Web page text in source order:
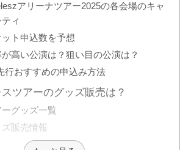
アリーナツアー2025の各会場のキャ
ィ
ト申込数を予想
高い公演は？狙い目の公演は？
行おすすめの申込み方法
ツアーのグッズ販売は？
ーグッズ一覧
ズ販売情報